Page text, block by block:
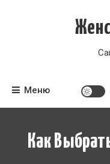
Меню
Как